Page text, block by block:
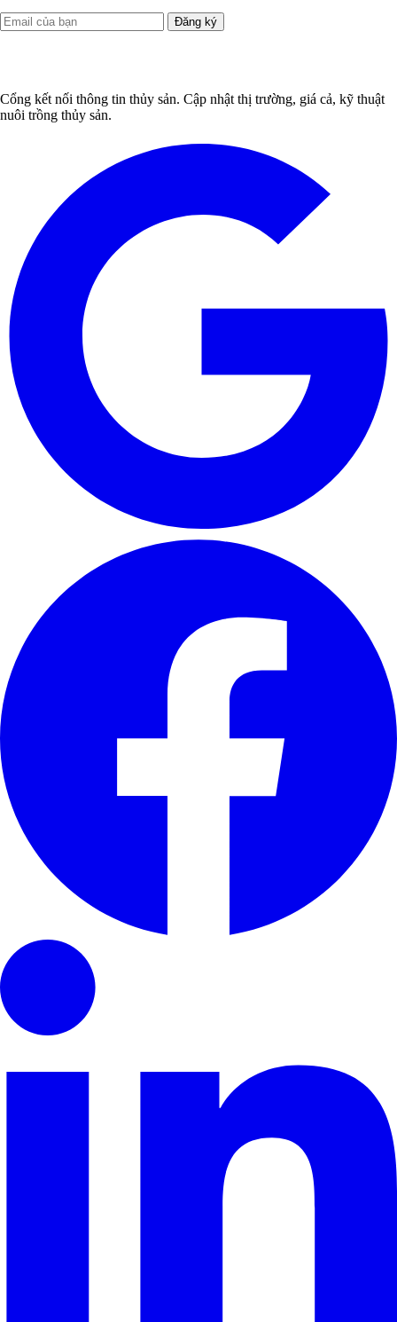
Đăng ký
Cổng kết nối thông tin thủy sản. Cập nhật thị trường, giá cả, kỹ thuật
nuôi trồng thủy sản.